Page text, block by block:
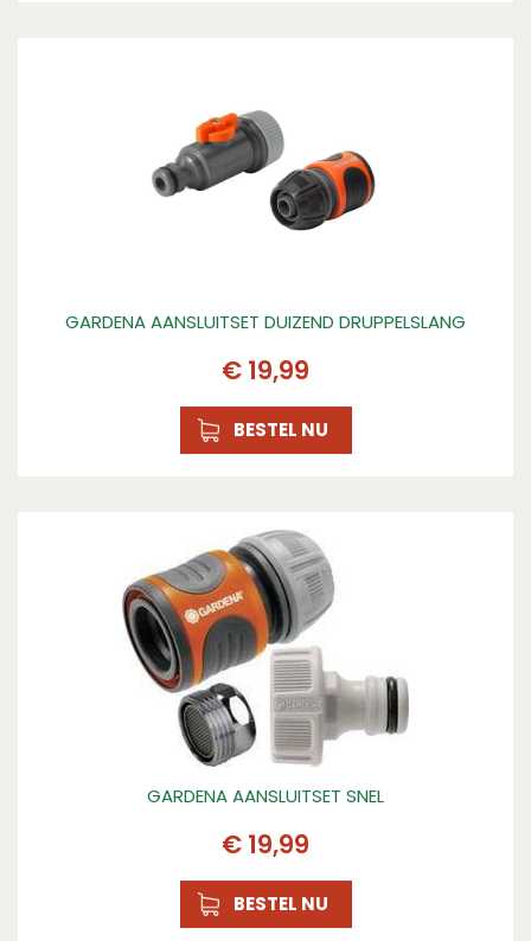
GARDENA AANSLUITSET DUIZEND DRUPPELSLANG
€ 19,99
BESTEL NU
GARDENA AANSLUITSET SNEL
€ 19,99
BESTEL NU